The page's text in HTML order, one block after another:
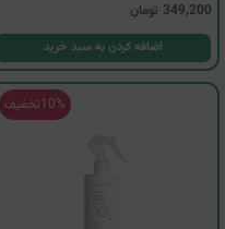
349,200 تومان
اضافه کردن به سبد خرید
10%تخفیف